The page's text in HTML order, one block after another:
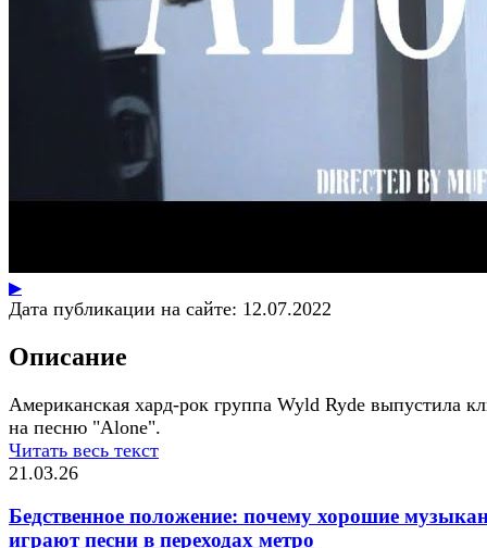
▶
Дата публикации на сайте: 12.07.2022
Описание
Американская хард-рок группа Wyld Ryde выпустила
на песню "Alone".
Читать весь текст
21.03.26
Бедственное положение: почему хорошие
играют песни в переходах метро